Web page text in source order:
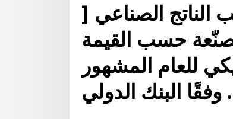
الناتج الصناعي [
20 دولة مصنّعة حسب القيمة
للعام المشهور
وفقًا البنك الدولي .